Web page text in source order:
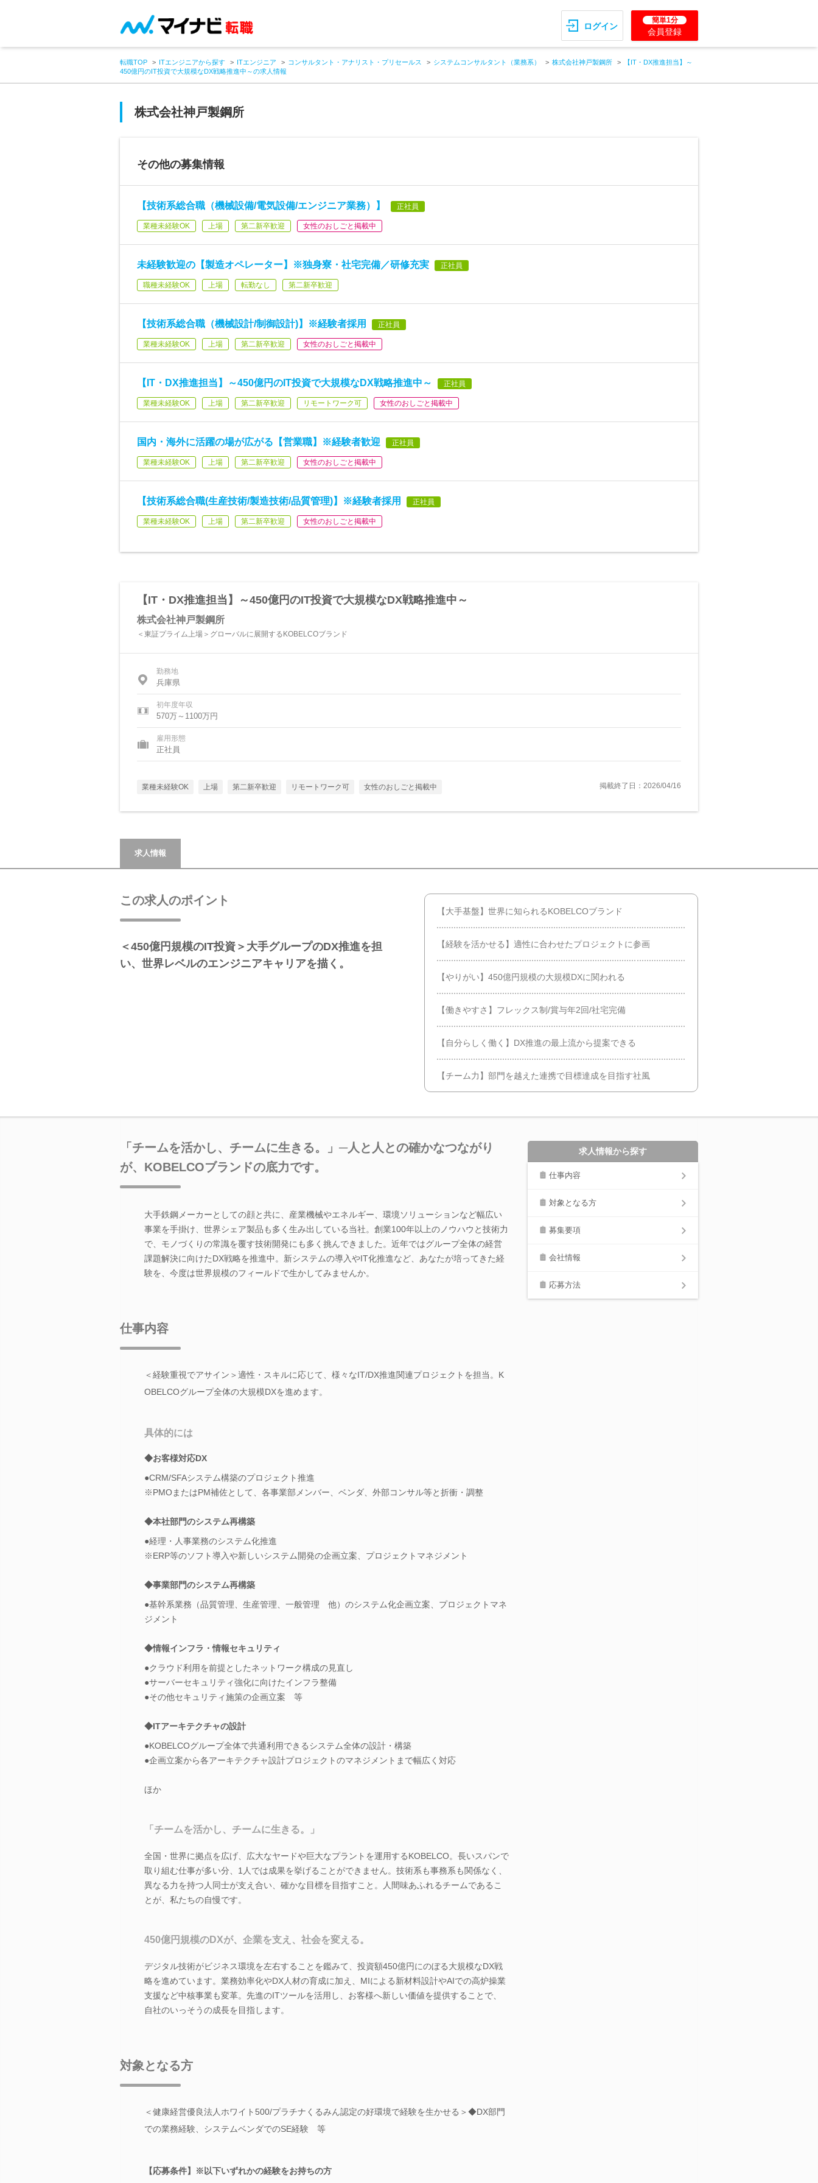
ログイン
簡単1分
会員登録
転職TOP ITエンジニアから探す ITエンジニア コンサルタント・アナリスト・プリセールス システムコンサルタント（業務系） 株式会社神戸製鋼所
【IT・DX推進担当】～
450億円のIT投資で大規模なDX戦略推進中～の求人情報
株式会社神戸製鋼所
その他の募集情報
【技術系総合職（機械設備/電気設備/エンジニア業務）】 正社員
業種未経験OK 上場 第二新卒歓迎 女性のおしごと掲載中
未経験歓迎の【製造オペレーター】※独身寮・社宅完備／研修充実 正社員
職種未経験OK 上場 転勤なし 第二新卒歓迎
【技術系総合職（機械設計/制御設計)】※経験者採用 正社員
業種未経験OK 上場 第二新卒歓迎 女性のおしごと掲載中
【IT・DX推進担当】～450億円のIT投資で大規模なDX戦略推進中～ 正社員
業種未経験OK 上場 第二新卒歓迎 リモートワーク可 女性のおしごと掲載中
国内・海外に活躍の場が広がる【営業職】※経験者歓迎 正社員
業種未経験OK 上場 第二新卒歓迎 女性のおしごと掲載中
【技術系総合職(生産技術/製造技術/品質管理)】※経験者採用 正社員
業種未経験OK 上場 第二新卒歓迎 女性のおしごと掲載中
【IT・DX推進担当】～450億円のIT投資で大規模なDX戦略推進中～
株式会社神戸製鋼所
＜東証プライム上場＞グローバルに展開するKOBELCOブランド
勤務地
兵庫県
初年度年収
570万～1100万円
雇用形態
正社員
業種未経験OK 上場 第二新卒歓迎 リモートワーク可 女性のおしごと掲載中 掲載終了日：2026/04/16
求人情報
この求人のポイント
＜450億円規模のIT投資＞大手グループのDX推進を担
い、世界レベルのエンジニアキャリアを描く。
【大手基盤】世界に知られるKOBELCOブランド
【経験を活かせる】適性に合わせたプロジェクトに参画
【やりがい】450億円規模の大規模DXに関われる
【働きやすさ】フレックス制/賞与年2回/社宅完備
【自分らしく働く】DX推進の最上流から提案できる
【チーム力】部門を越えた連携で目標達成を目指す社風
「チームを活かし、チームに生きる。」─人と人との確かなつながり
が、KOBELCOブランドの底力です。
大手鉄鋼メーカーとしての顔と共に、産業機械やエネルギー、環境ソリューションなど幅広い
事業を手掛け、世界シェア製品も多く生み出している当社。創業100年以上のノウハウと技術力
で、モノづくりの常識を覆す技術開発にも多く挑んできました。近年ではグループ全体の経営
課題解決に向けたDX戦略を推進中。新システムの導入やIT化推進など、あなたが培ってきた経
験を、今度は世界規模のフィールドで生かしてみませんか。
仕事内容
＜経験重視でアサイン＞適性・スキルに応じて、様々なIT/DX推進関連プロジェクトを担当。K
OBELCOグループ全体の大規模DXを進めます。
具体的には
◆お客様対応DX
●CRM/SFAシステム構築のプロジェクト推進
※PMOまたはPM補佐として、各事業部メンバー、ベンダ、外部コンサル等と折衝・調整
◆本社部門のシステム再構築
●経理・人事業務のシステム化推進
※ERP等のソフト導入や新しいシステム開発の企画立案、プロジェクトマネジメント
◆事業部門のシステム再構築
●基幹系業務（品質管理、生産管理、一般管理 他）のシステム化企画立案、プロジェクトマネ
ジメント
◆情報インフラ・情報セキュリティ
●クラウド利用を前提としたネットワーク構成の見直し
●サーバーセキュリティ強化に向けたインフラ整備
●その他セキュリティ施策の企画立案 等
◆ITアーキテクチャの設計
●KOBELCOグループ全体で共通利用できるシステム全体の設計・構築
●企画立案から各アーキテクチャ設計プロジェクトのマネジメントまで幅広く対応
ほか
「チームを活かし、チームに生きる。」
全国・世界に拠点を広げ、広大なヤードや巨大なプラントを運用するKOBELCO。長いスパンで
取り組む仕事が多い分、1人では成果を挙げることができません。技術系も事務系も関係なく、
異なる力を持つ人同士が支え合い、確かな目標を目指すこと。人間味あふれるチームであるこ
とが、私たちの自慢です。
450億円規模のDXが、企業を支え、社会を変える。
デジタル技術がビジネス環境を左右することを鑑みて、投資額450億円にのぼる大規模なDX戦
略を進めています。業務効率化やDX人材の育成に加え、MIによる新材料設計やAIでの高炉操業
支援など中核事業も変革。先進のITツールを活用し、お客様へ新しい価値を提供することで、
自社のいっそうの成長を目指します。
対象となる方
＜健康経営優良法人ホワイト500/プラチナくるみん認定の好環境で経験を生かせる＞◆DX部門
での業務経験、システムベンダでのSE経験 等
【応募条件】※以下いずれかの経験をお持ちの方
求人情報から探す
仕事内容
対象となる方
募集要項
会社情報
応募方法